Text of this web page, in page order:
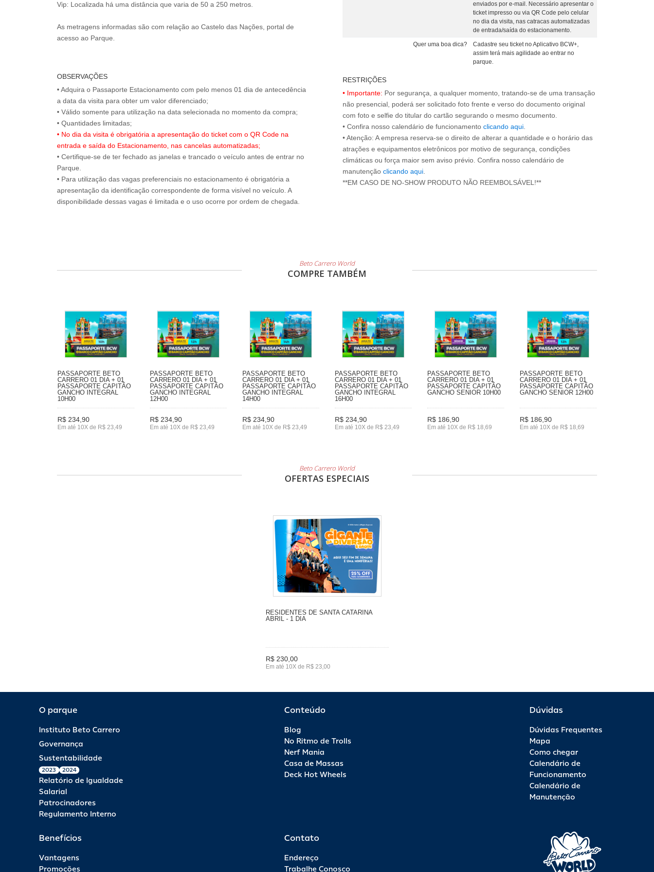
Vip: Localizada há uma distância que varia de 50 a 250 metros.
As metragens informadas são com relação ao Castelo das Nações, portal de
acesso ao Parque.
OBSERVAÇÕES
• Adquira o Passaporte Estacionamento com pelo menos 01 dia de antecedência
a data da visita para obter um valor diferenciado;
• Válido somente para utilização na data selecionada no momento da compra;
• No dia da visita é obrigatória a apresentação do ticket com o QR Code na
entrada e saída do Estacionamento, nas cancelas automatizadas;
• Certifique-se de ter fechado as janelas e trancado o veículo antes de entrar no
Parque.
• Para utilização das vagas preferenciais no estacionamento é obrigatória a
apresentação da identificação correspondente de forma visível no veículo. A
disponibilidade dessas vagas é limitada e o uso ocorre por ordem de chegada.
enviados por e-mail. Necessário apresentar o
ticket impresso ou via QR Code pelo celular
no dia da visita, nas catracas automatizadas
de entrada/saída do estacionamento.
Quer uma boa dica?
Cadastre seu ticket no Aplicativo BCW+,
assim terá mais agilidade ao entrar no
parque.
RESTRIÇÕES
• Importante: Por segurança, a qualquer momento, tratando-se de uma transação
não presencial, poderá ser solicitado foto frente e verso do documento original
com foto e selfie do titular do cartão segurando o mesmo documento.
• Confira nosso calendário de funcionamento clicando aqui
• Atenção: A empresa reserva-se o direito de alterar a quantidade e o horário das
atrações e equipamentos eletrônicos por motivo de segurança, condições
climáticas ou força maior sem aviso prévio. Confira nosso calendário de
manutenção clicando aqui
**EM CASO DE NO-SHOW PRODUTO NÃO REEMBOLSÁVEL!**
Beto Carrero World
COMPRE TAMBÉM
PASSAPORTE BETO
CARRERO 01 DIA + 01
PASSAPORTE CAPITÃO
GANCHO INTEGRAL
10H00
R$ 234,90
Em até 10X de R$ 23,49
PASSAPORTE BETO
CARRERO 01 DIA + 01
PASSAPORTE CAPITÃO
GANCHO INTEGRAL
12H00
R$ 234,90
Em até 10X de R$ 23,49
PASSAPORTE BETO
CARRERO 01 DIA + 01
PASSAPORTE CAPITÃO
GANCHO INTEGRAL
14H00
R$ 234,90
Em até 10X de R$ 23,49
PASSAPORTE BETO
CARRERO 01 DIA + 01
PASSAPORTE CAPITÃO
GANCHO INTEGRAL
16H00
R$ 234,90
Em até 10X de R$ 23,49
PASSAPORTE BETO
CARRERO 01 DIA + 01
PASSAPORTE CAPITÃO
GANCHO SENIOR 10H00
R$ 186,90
Em até 10X de R$ 18,69
PASSAPORTE BETO
CARRERO 01 DIA + 01
PASSAPORTE CAPITÃO
GANCHO SENIOR 12H00
R$ 186,90
Em até 10X de R$ 18,69
Beto Carrero World
OFERTAS ESPECIAIS
RESIDENTES DE SANTA CATARINA
ABRIL - 1 DIA
R$ 230,00
Em até 10X de R$ 23,00
O parque
Instituto Beto Carrero
Governança
Sustentabilidade
2023 2024
Relatório de Igualdade
Salarial
Patrocinadores
Regulamento Interno
Conteúdo
Blog
No Ritmo de Trolls
Nerf Mania
Casa de Massas
Deck Hot Wheels
Dúvidas
Dúvidas Frequentes
Mapa
Como chegar
Calendário de
Funcionamento
Calendário de
Manutenção
Benefícios
Vantagens
Promoções
Contato
Endereço
Trabalhe Conosco